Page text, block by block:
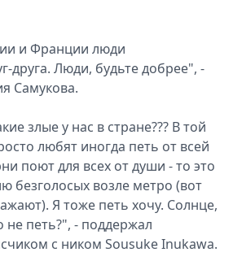
и Франции люди
друга. Люди, будьте добрее", -
Самукова.
злые у нас в стране??? В той
любят иногда петь от всей
поют для всех от души - то это
безголосых возле метро (вот
Я тоже петь хочу. Солнце,
не петь?", - поддержал
с ником Sousuke Inukawa.